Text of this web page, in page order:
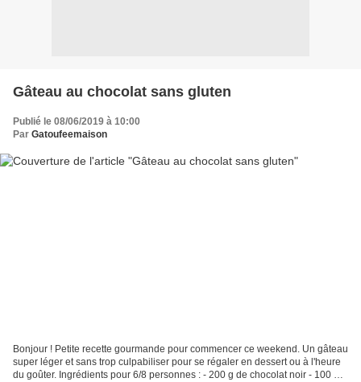
Gâteau au chocolat sans gluten
Publié le 08/06/2019 à 10:00
Par Gatoufeemaison
Bonjour ! Petite recette gourmande pour commencer ce weekend. Un gâteau
super léger et sans trop culpabiliser pour se régaler en dessert ou à l'heure
du goûter. Ingrédients pour 6/8 personnes : - 200 g de chocolat noir - 100 g